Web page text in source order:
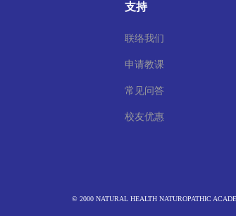
支持
联络我们
申请教课
常见问答
校友优惠
© 2000 NATURAL HEALTH NATUROPATHIC